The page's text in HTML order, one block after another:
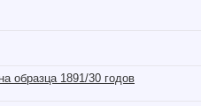
образца 1891/30 годов